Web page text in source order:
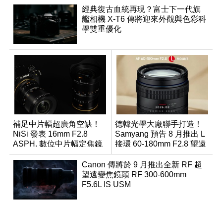
經典復古血統再現？富士下一代旗
艦相機 X-T6 傳將迎來外觀與色彩科
學雙重優化
補足中片幅超廣角空缺！
NiSi 發表 16mm F2.8
ASPH. 數位中片幅定焦鏡
德韓光學大廠聯手打造！
Samyang 預告 8 月推出 L
接環 60-180mm F2.8 望遠
變焦鏡
Canon 傳將於 9 月推出全新 RF 超
望遠變焦鏡頭 RF 300-600mm
F5.6L IS USM